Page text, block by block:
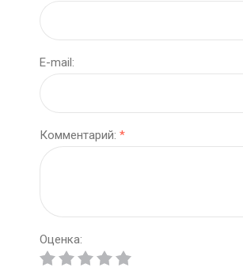
E-mail:
Комментарий: *
Оценка: